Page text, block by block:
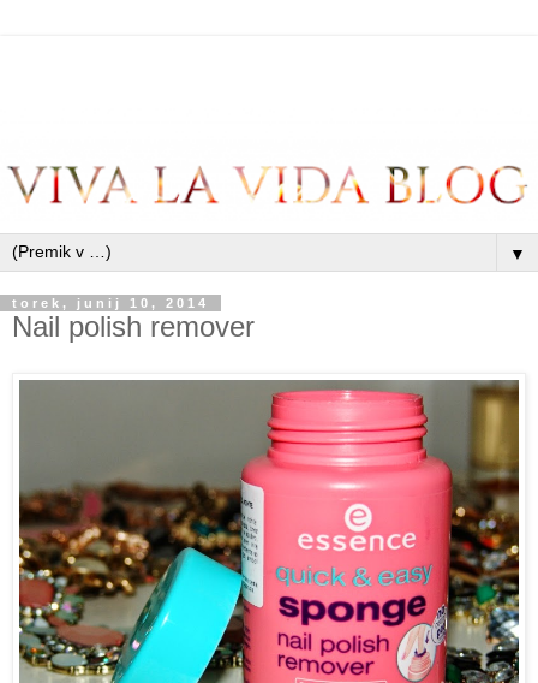
▼
torek, junij 10, 2014
Nail polish remover